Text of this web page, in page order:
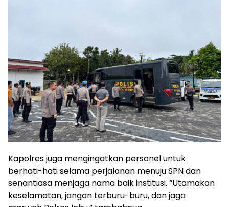
Kapolres juga mengingatkan personel untuk
berhati-hati selama perjalanan menuju SPN dan
senantiasa menjaga nama baik institusi. “Utamakan
keselamatan, jangan terburu-buru, dan jaga